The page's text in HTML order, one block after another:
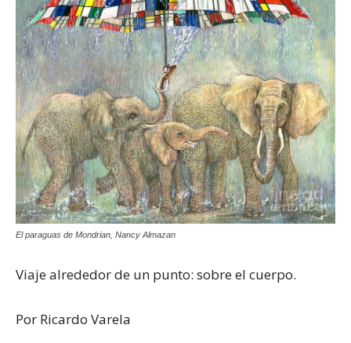
El paraguas de Mondrian, Nancy Almazan
Viaje alrededor de un punto: sobre el cuerpo.
Por Ricardo Varela